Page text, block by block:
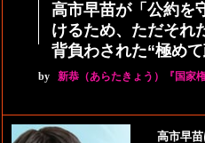
高市早苗が「公約を
けるため、ただそれ
背負わされた“極め
by 新恭（あらたきょう）『国家
高市早